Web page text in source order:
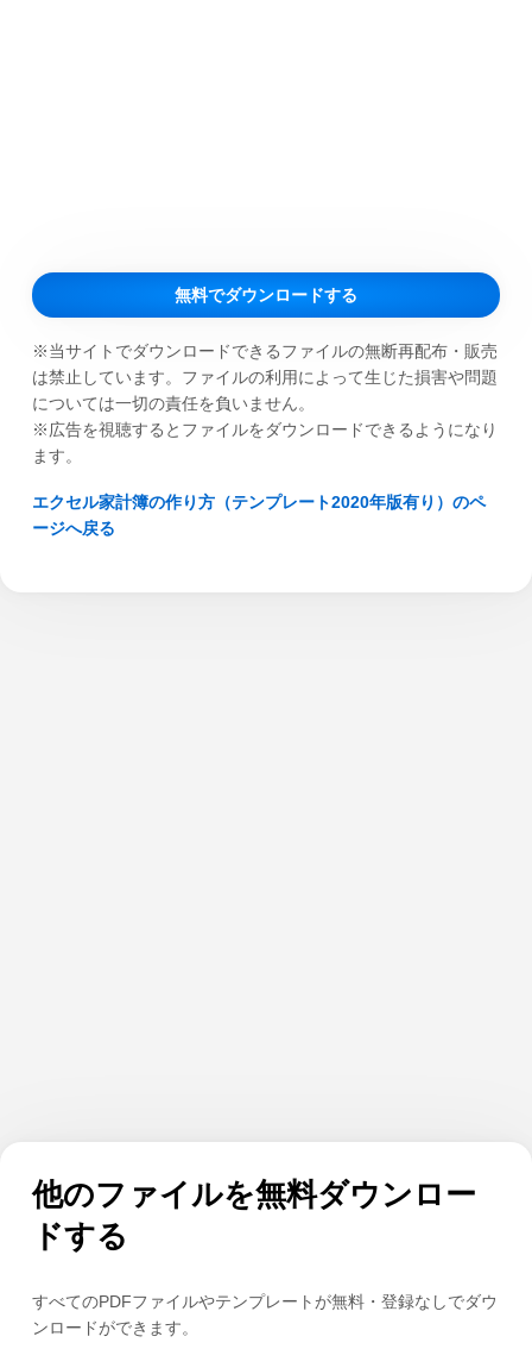
無料でダウンロードする
※当サイトでダウンロードできるファイルの無断再配布・販売
は禁止しています。ファイルの利用によって生じた損害や問題
については一切の責任を負いません。
※広告を視聴するとファイルをダウンロードできるようになり
ます。
エクセル家計簿の作り方（テンプレート2020年版有り）のペ
ージへ戻る
他のファイルを無料ダウンロー
ドする
すべてのPDFファイルやテンプレートが無料・登録なしでダウ
ンロードができます。